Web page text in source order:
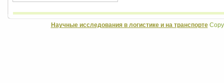
Научные исследования в логистике и на транспорте